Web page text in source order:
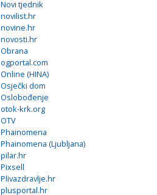
Novi tjednik
novilist.hr
novine.hr
novosti.hr
Obrana
ogportal.com
Online (HINA)
Osječki dom
Oslobođenje
otok-krk.org
OTV
Phainomena
Phainomena (Ljubljana)
pilar.hr
Pixsell
Plivazdravlje.hr
plusportal.hr